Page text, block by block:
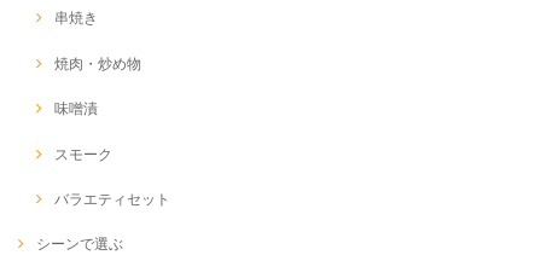
串焼き
焼肉・炒め物
味噌漬
スモーク
バラエティセット
シーンで選ぶ